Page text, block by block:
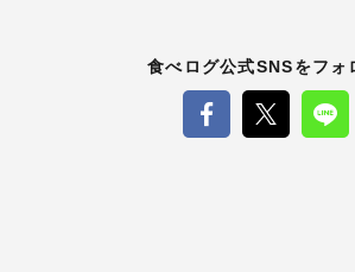
食べログ公式SNSをフォ